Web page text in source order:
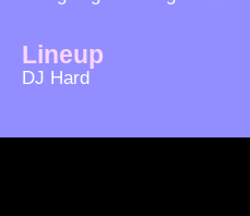
Lineup
DJ Hard